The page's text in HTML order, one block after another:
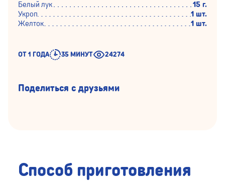
Белый лук
15 г.
Укроп
1 шт.
Желток
1 шт.
ОТ 1 ГОДА 35 МИНУТ 24274
Поделиться с друзьями
Способ приготовления